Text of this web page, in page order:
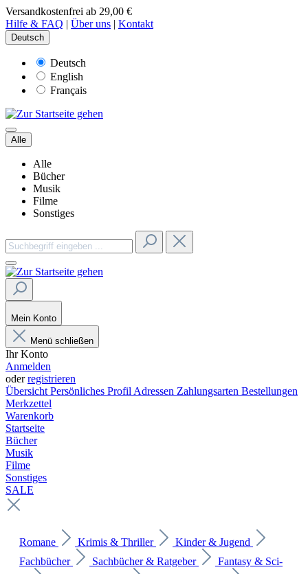
Versandkostenfrei ab 29,00 €
Hilfe & FAQ | Über uns | Kontakt
Deutsch
Deutsch
English
Français
Alle
Alle
Bücher
Musik
Filme
Sonstiges
Mein Konto
Menü schließen
Ihr Konto
Anmelden
oderregistrieren
Übersicht Persönliches Profil Adressen Zahlungsarten Bestellungen
Merkzettel
Warenkorb
Startseite
Bücher
Musik
Filme
Sonstiges
SALE
Romane Krimis & Thriller
Kinder & Jugend
Fachbücher
Sachbücher & Ratgeber
Fantasy & Sci-